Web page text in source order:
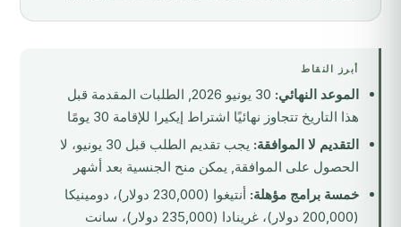
أبرز النقاط
الموعد النهائي:
30 يونيو 2026, الطلبات المقدمة قبل
هذا التاريخ تتجاوز نهائيًا اشتراط إيكيرا للإقامة 30 يومًا
التقديم لا الموافقة:
يجب تقديم الطلب قبل 30 يونيو، لا
الحصول على الموافقة, يمكن منح الجنسية بعد أشهر
خمسة برامج مؤهلة:
أنتيغوا (230,000 دولار)، دومينيكا
(200,000 دولار)، غرينادا (235,000 دولار)، سانت